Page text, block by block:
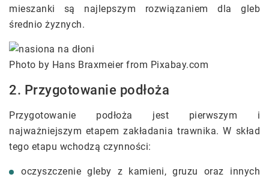
mieszanki są najlepszym rozwiązaniem dla gleb
średnio żyznych.
Photo by Hans Braxmeier from Pixabay.com
2. Przygotowanie podłoża
Przygotowanie podłoża jest pierwszym i
najważniejszym etapem zakładania trawnika. W skład
tego etapu wchodzą czynności:
oczyszczenie gleby z kamieni, gruzu oraz innych